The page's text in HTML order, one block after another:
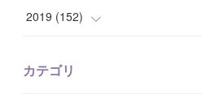
9
( 11)
( 6)
(8)
(13)
(7)
2019 (152)
カテゴリ